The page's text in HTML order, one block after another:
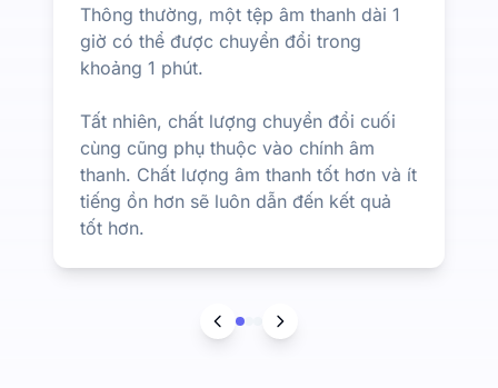
Thông thường, một tệp âm thanh dài 1
giờ có thể được chuyển đổi trong
khoảng 1 phút.
Tất nhiên, chất lượng chuyển đổi cuối
cùng cũng phụ thuộc vào chính âm
thanh. Chất lượng âm thanh tốt hơn và ít
tiếng ồn hơn sẽ luôn dẫn đến kết quả
tốt hơn.